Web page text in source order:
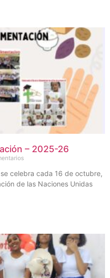
– 2025-26
celebra cada 16 de octubre,
de las Naciones Unidas